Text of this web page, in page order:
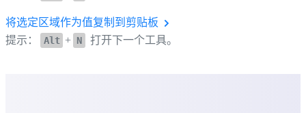
将选定区域作为值复制到剪贴板
提示：
Alt + N 打开下一个工具。